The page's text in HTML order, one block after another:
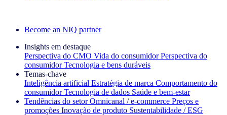
Become an NIQ partner
Insights em destaque
Perspectiva do CMO Vida do consumidor Perspectiva do
consumidor Tecnologia e bens duráveis
Temas‑chave
Inteligência artificial Estratégia de marca Comportamento do
consumidor Tecnologia de dados Saúde e bem‑estar
Tendências do setor Omnicanal / e‑commerce Preços e
promoções Inovação de produto Sustentabilidade / ESG